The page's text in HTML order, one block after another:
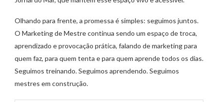
Olhando para frente, a promessa é simples: seguimos juntos.
O Marketing de Mestre continua sendo um espaço de troca,
aprendizado e provocação prática, falando de marketing para
quem faz, para quem tenta e para quem aprende todos os dias.
Seguimos treinando. Seguimos aprendendo. Seguimos
mestres em construção.